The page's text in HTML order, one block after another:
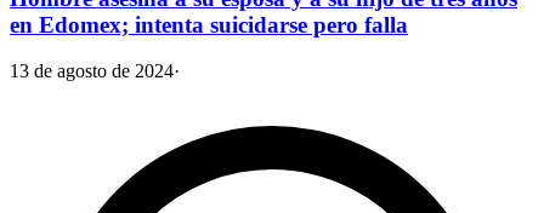
en Edomex; intenta suicidarse pero falla
13 de agosto de 2024·